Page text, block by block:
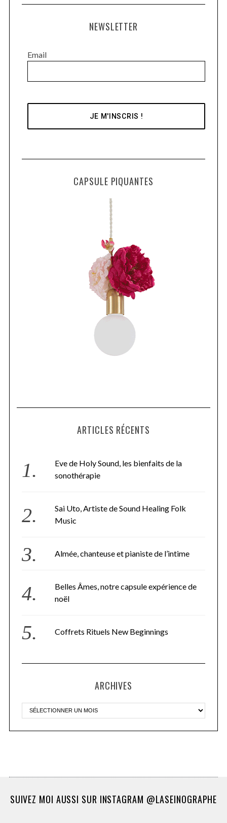
NEWSLETTER
Email
CAPSULE PIQUANTES
ARTICLES RÉCENTS
Eve de Holy Sound, les bienfaits de la
sonothérapie
Sai Uto, Artiste de Sound Healing Folk
Music
Almée, chanteuse et pianiste de l’intime
Belles Âmes, notre capsule expérience de
noël
Coffrets Rituels New Beginnings
ARCHIVES
SUIVEZ MOI AUSSI SUR INSTAGRAM @LASEINOGRAPHE